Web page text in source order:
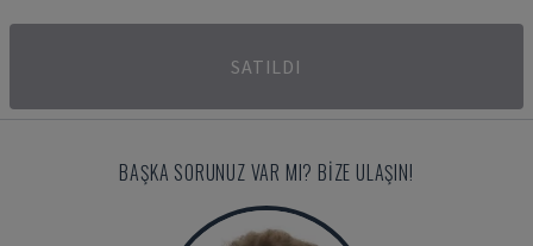
SATILDI
BAŞKA SORUNUZ VAR MI? BIZE ULAŞIN!